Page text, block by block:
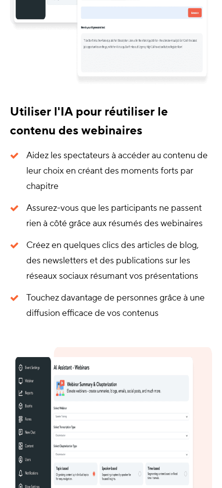
Utiliser l'IA pour réutiliser le
contenu des webinaires
Aidez les spectateurs à accéder au contenu de
leur choix en créant des moments forts par
chapitre
Assurez-vous que les participants ne passent
rien à côté grâce aux résumés des webinaires
Créez en quelques clics des articles de blog,
des newsletters et des publications sur les
réseaux sociaux résumant vos présentations
Touchez davantage de personnes grâce à une
diffusion efficace de vos contenus